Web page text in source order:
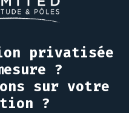
privatisée
?
sur votre
?